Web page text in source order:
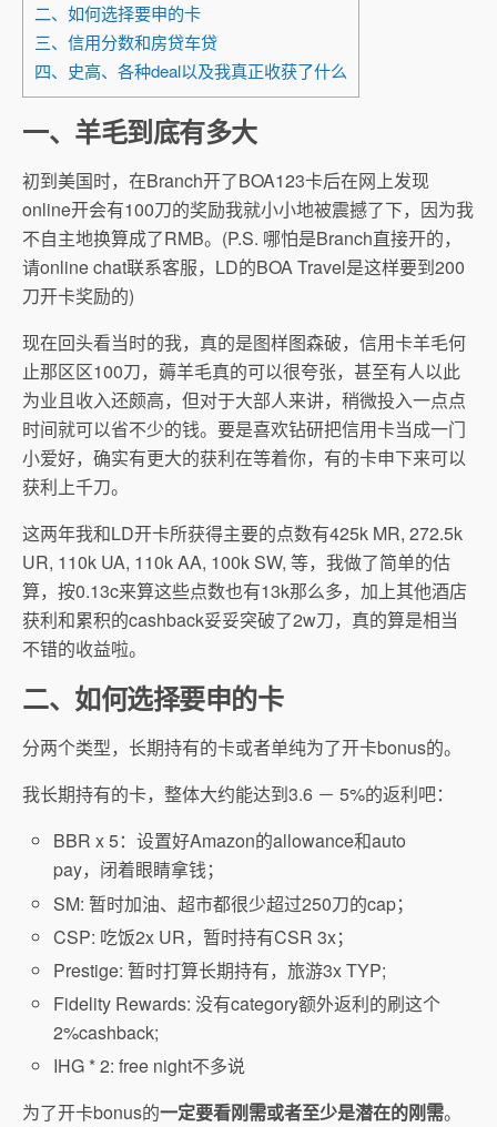
二、如何选择要申的卡
三、信用分数和房贷车贷
四、史高、各种deal以及我真正收获了什么
一、羊毛到底有多大
初到美国时，在Branch开了BOA123卡后在网上发现
online开会有100刀的奖励我就小小地被震撼了下，因为我
不自主地换算成了RMB。(P.S. 哪怕是Branch直接开的，
请online chat联系客服，LD的BOA Travel是这样要到200
刀开卡奖励的)
现在回头看当时的我，真的是图样图森破，信用卡羊毛何
止那区区100刀，薅羊毛真的可以很夸张，甚至有人以此
为业且收入还颇高，但对于大部人来讲，稍微投入一点点
时间就可以省不少的钱。要是喜欢钻研把信用卡当成一门
小爱好，确实有更大的获利在等着你，有的卡申下来可以
获利上千刀。
这两年我和LD开卡所获得主要的点数有425k MR, 272.5k
UR, 110k UA, 110k AA, 100k SW, 等，我做了简单的估
算，按0.13c来算这些点数也有13k那么多，加上其他酒店
获利和累积的cashback妥妥突破了2w刀，真的算是相当
不错的收益啦。
二、如何选择要申的卡
分两个类型，长期持有的卡或者单纯为了开卡bonus的。
我长期持有的卡，整体大约能达到3.6 － 5%的返利吧：
BBR x 5：设置好Amazon的allowance和auto
pay，闭着眼睛拿钱；
SM: 暂时加油、超市都很少超过250刀的cap；
CSP: 吃饭2x UR，暂时持有CSR 3x；
Prestige: 暂时打算长期持有，旅游3x TYP;
Fidelity Rewards: 没有category额外返利的刷这个
2%cashback;
IHG * 2: free night不多说
为了开卡bonus的一定要看刚需或者至少是潜在的刚需。